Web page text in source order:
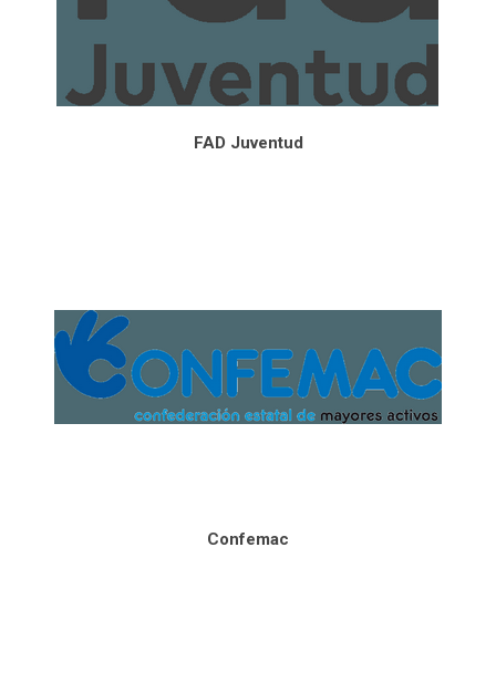
FAD Juventud
Confemac